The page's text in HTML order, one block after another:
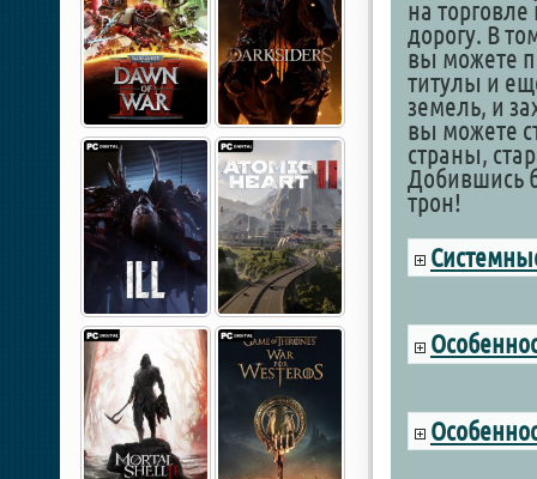
на
дорогу. В
вы можете
титулы и
земель, и
вы можете
страны,
Добившись
трон!